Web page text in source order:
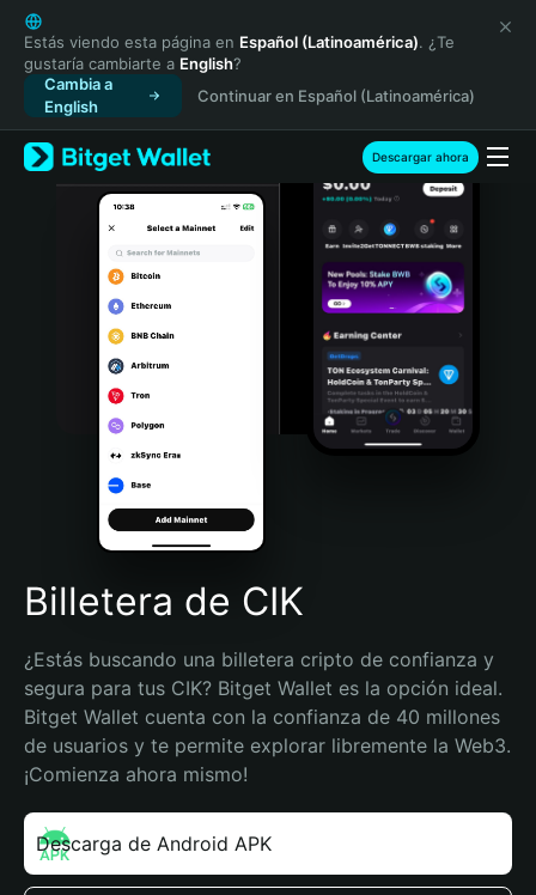
English
日本語
Tiếng Việt
Русский
Español (Latinoamérica)
Türkçe
Italiano
Português (Portugal)
Bahasa Indonesia
Português (Brasil)
Español (Argentina)
Estás viendo esta página en Español (Latinoamérica). ¿Te
gustaría cambiarte a English?
Cambia a
English
Continuar en Español (Latinoamérica)
Descargar ahora
Billetera de CIK
¿Estás buscando una billetera cripto de confianza y
segura para tus CIK? Bitget Wallet es la opción ideal.
Bitget Wallet cuenta con la confianza de 40 millones
de usuarios y te permite explorar libremente la Web3.
¡Comienza ahora mismo!
Descarga de Android APK